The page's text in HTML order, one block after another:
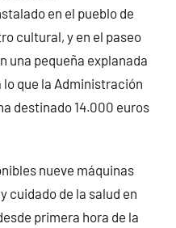
en el pueblo de
cultural, y en el paseo
una pequeña explanada
lo que la Administración
destinado 14.000 euros
nueve máquinas
cuidado de la salud en
primera hora de la